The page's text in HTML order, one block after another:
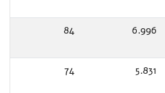
6.996
84
5.831
74